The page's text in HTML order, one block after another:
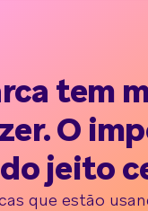
tem
O
jeito
que estão